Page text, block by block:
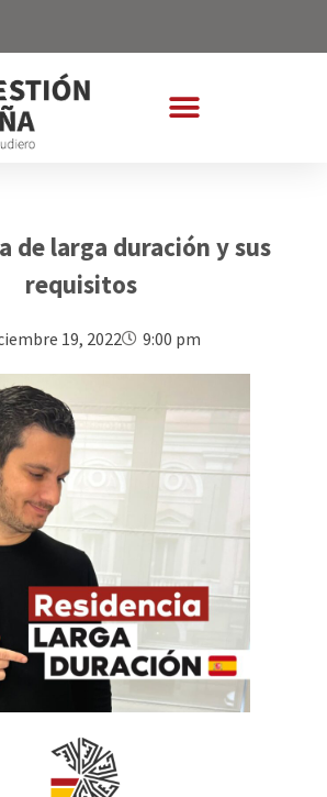
de larga duración y sus
requisitos
19, 2022 9:00 pm